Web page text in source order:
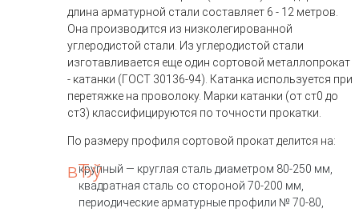
длина арматурной стали составляет 6 - 12 метров.
Она производится из низколегированной
углеродистой стали. Из углеродистой стали
изготавливается еще один сортовой металлопрокат
- катанки (ГОСТ 30136-94). Катанка используется при
перетяжке на проволоку. Марки катанки (от ст0 до
ст3) классифицируются по точности прокатки.
По размеру профиля сортовой прокат делится на:
крупный — круглая сталь диаметром 80-250 мм,
квадратная сталь со стороной 70-200 мм,
периодические арматурные профили № 70-80,